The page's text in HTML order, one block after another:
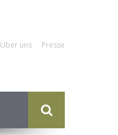
Über uns Presse